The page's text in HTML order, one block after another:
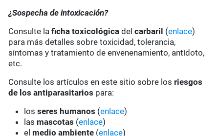
¿Sospecha de intoxicación?
Consulte laficha toxicológica delcarbaril (enlace)
para más detalles sobre toxicidad, tolerancia,
síntomas y tratamiento de envenenamiento, antídoto,
etc.
Consulte los artículos en este sitio sobre los riesgos
de los antiparasitarios para:
losseres humanos (enlace)
las mascotas (enlace)
el medio ambiente (enlace)